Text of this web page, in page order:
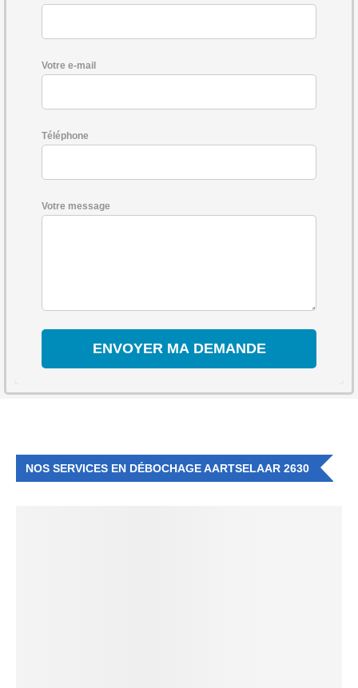
Votre e-mail
Téléphone
Votre message
NOS SERVICES EN DÉBOCHAGE AARTSELAAR 2630